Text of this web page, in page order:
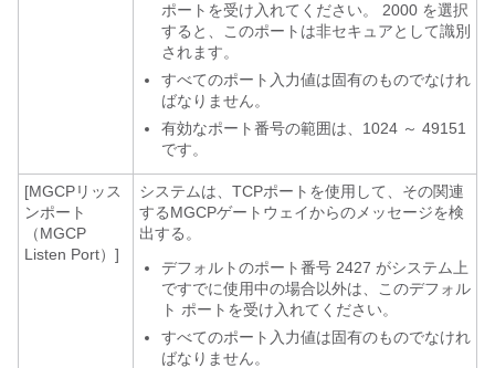
ポートを受け入れてください。 2000 を選択
すると、このポートは非セキュアとして識別
されます。
すべてのポート入力値は固有のものでなけれ
ばなりません。
有効なポート番号の範囲は、1024 ～ 49151
です。
[MGCPリッス
ンポート
（MGCP
Listen Port）]
システムは、TCPポートを使用して、その関連
するMGCPゲートウェイからのメッセージを検
出する。
デフォルトのポート番号 2427 がシステム上
ですでに使用中の場合以外は、このデフォル
ト ポートを受け入れてください。
すべてのポート入力値は固有のものでなけれ
ばなりません。